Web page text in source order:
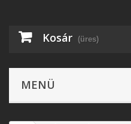
Kosár (üres)
MENÜ